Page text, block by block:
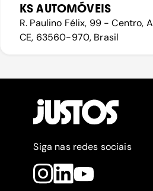
KS AUTOMÓVEIS
R. Paulino Félix, 99 - Centro,
CE, 63560-970, Brasil
Siga nas redes sociais